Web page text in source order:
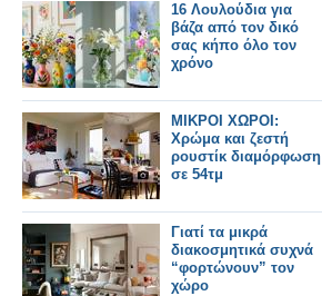
16 Λουλούδια για
βάζα από τον δικό
σας κήπο όλο τον
χρόνο
ΜΙΚΡΟΙ ΧΩΡΟΙ:
Χρώμα και ζεστή
ρουστίκ διαμόρφωση
σε 54τμ
Γιατί τα μικρά
διακοσμητικά συχνά
“φορτώνουν” τον
χώρο